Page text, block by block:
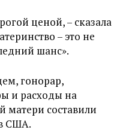
ценой, – сказала
– это не
шанс».
гонорар,
и расходы на
матери составили
США.